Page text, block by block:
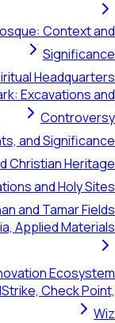
Context and
Significance
Headquarters
Excavations and
Controversy
and Significance
Christian Heritage
and Holy Sites
and Tamar Fields
Applied Materials
Ecosystem
Check Point,
Wiz